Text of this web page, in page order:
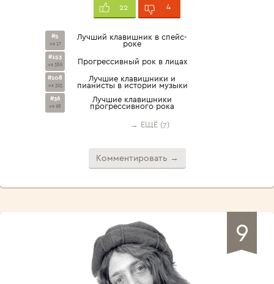
22 4
#5
из 17
Лучший клавишник в спейс-
роке
#153
из 386 Прогрессивный рок в лицах
#108
из 323
Лучшие клавишники и
пианисты в истории музыки
#36
из 98
Лучшие клавишники
прогрессивного рока
→ ЕЩЁ (7)
Комментировать →
9